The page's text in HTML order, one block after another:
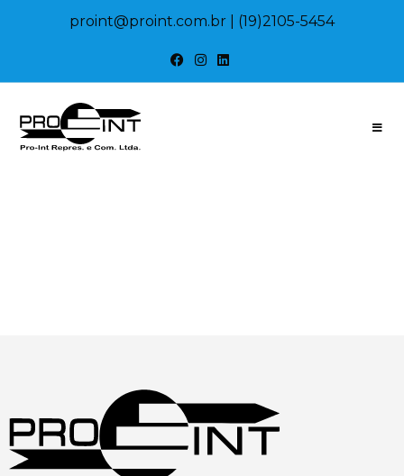
proint@proint.com.br | (19)2105-5454